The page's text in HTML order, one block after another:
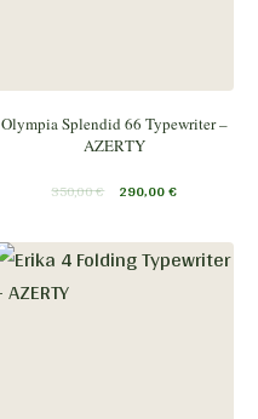
Olympia Splendid 66 Typewriter –
AZERTY
350,00€ 290,00€